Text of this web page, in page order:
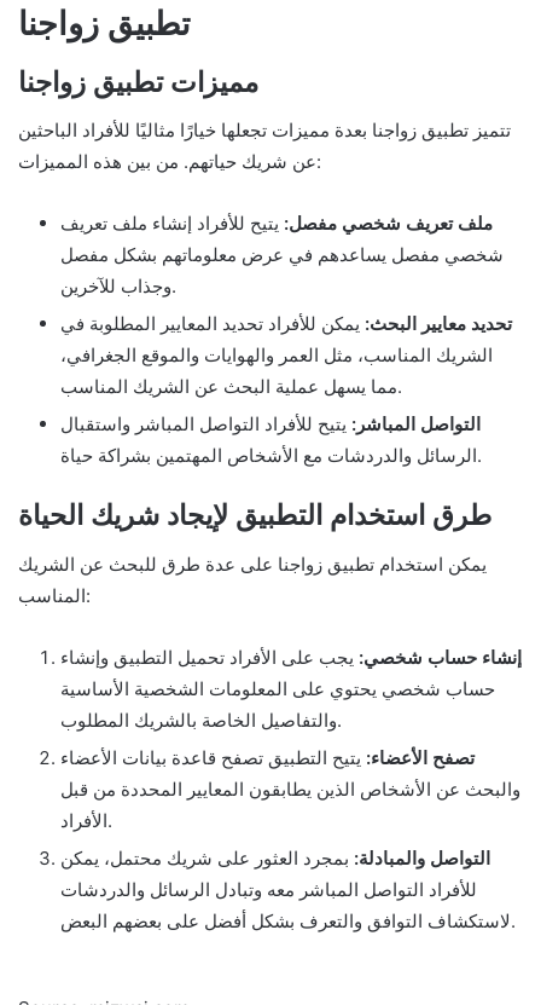
تطبيق زواجنا
مميزات تطبيق زواجنا
تتميز تطبيق زواجنا بعدة مميزات تجعلها خيارًا مثاليًا للأفراد الباحثين
عن شريك حياتهم. من بين هذه المميزات:
ملف تعريف شخصي مفصل: يتيح للأفراد إنشاء ملف تعريف
شخصي مفصل يساعدهم في عرض معلوماتهم بشكل مفصل
وجذاب للآخرين.
تحديد معايير البحث: يمكن للأفراد تحديد المعايير المطلوبة في
الشريك المناسب، مثل العمر والهوايات والموقع الجغرافي،
مما يسهل عملية البحث عن الشريك المناسب.
التواصل المباشر: يتيح للأفراد التواصل المباشر واستقبال
الرسائل والدردشات مع الأشخاص المهتمين بشراكة حياة.
طرق استخدام التطبيق لإيجاد شريك الحياة
يمكن استخدام تطبيق زواجنا على عدة طرق للبحث عن الشريك
المناسب:
إنشاء حساب شخصي: يجب على الأفراد تحميل التطبيق وإنشاء
حساب شخصي يحتوي على المعلومات الشخصية الأساسية
والتفاصيل الخاصة بالشريك المطلوب.
تصفح الأعضاء: يتيح التطبيق تصفح قاعدة بيانات الأعضاء
والبحث عن الأشخاص الذين يطابقون المعايير المحددة من قبل
الأفراد.
التواصل والمبادلة: بمجرد العثور على شريك محتمل، يمكن
للأفراد التواصل المباشر معه وتبادل الرسائل والدردشات
لاستكشاف التوافق والتعرف بشكل أفضل على بعضهم البعض.